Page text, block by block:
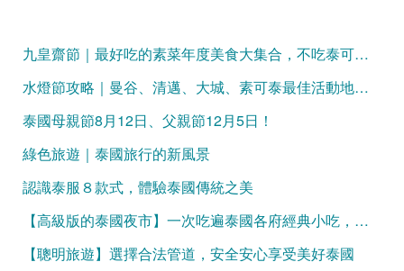
九皇齋節｜最好吃的素菜年度美食大集合，不吃泰可惜！
水燈節攻略｜曼谷、清邁、大城、素可泰最佳活動地點大盤點
泰國母親節8月12日、父親節12月5日！
綠色旅遊｜泰國旅行的新風景
認識泰服８款式，體驗泰國傳統之美
【高級版的泰國夜市】一次吃遍泰國各府經典小吃，吃飽再買伴手禮
【聰明旅遊】選擇合法管道，安全安心享受美好泰國